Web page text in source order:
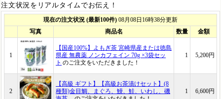
注文状況をリアルタイムでお伝え！